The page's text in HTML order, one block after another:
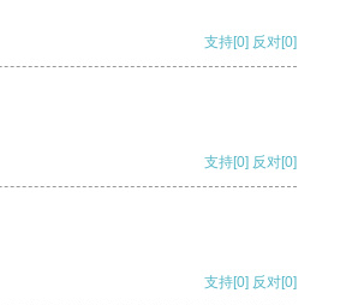
支持[0] 反对[0]
支持[0] 反对[0]
支持[0] 反对[0]